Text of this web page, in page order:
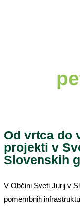
Od vrtca do
projekti v
Slovenskih
V Občini Sveti Jurij v
pomembnih